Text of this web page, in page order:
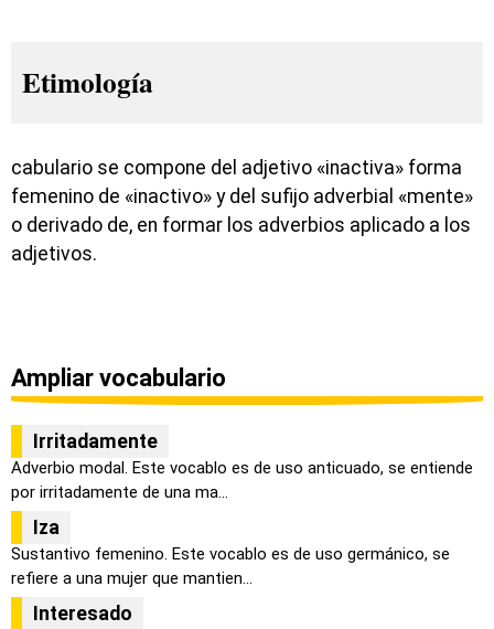
Etimología
cabulario se compone del adjetivo «inactiva» forma
femenino de «inactivo» y del sufijo adverbial «mente»
o derivado de, en formar los adverbios aplicado a los
adjetivos.
Ampliar vocabulario
Irritadamente
Adverbio modal. Este vocablo es de uso anticuado, se entiende
por irritadamente de una ma...
Iza
Sustantivo femenino. Este vocablo es de uso germánico, se
refiere a una mujer que mantien...
Interesado